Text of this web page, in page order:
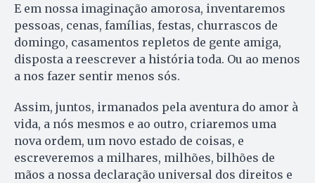
E em nossa imaginação amorosa, inventaremos
pessoas, cenas, famílias, festas, churrascos de
domingo, casamentos repletos de gente amiga,
disposta a reescrever a história toda. Ou ao menos
a nos fazer sentir menos sós.
Assim, juntos, irmanados pela aventura do amor à
vida, a nós mesmos e ao outro, criaremos uma
nova ordem, um novo estado de coisas, e
escreveremos a milhares, milhões, bilhões de
mãos a nossa declaração universal dos direitos e